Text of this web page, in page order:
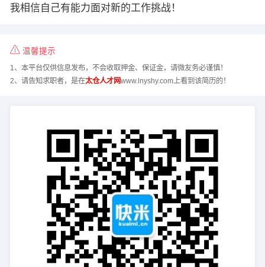
我相信自己有能力面对新的工作挑战！
温馨提示
1、本平台仅供信息发布，不会收取押金、保证金，请微友务必谨慎！
2、请告知求职者，是在太仓人才网www.lnyshy.com上看到该简历的！